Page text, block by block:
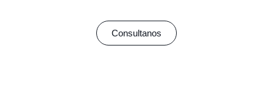
Consultanos